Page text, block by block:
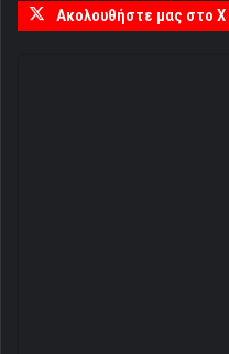
Ακολουθήστε μας στο X